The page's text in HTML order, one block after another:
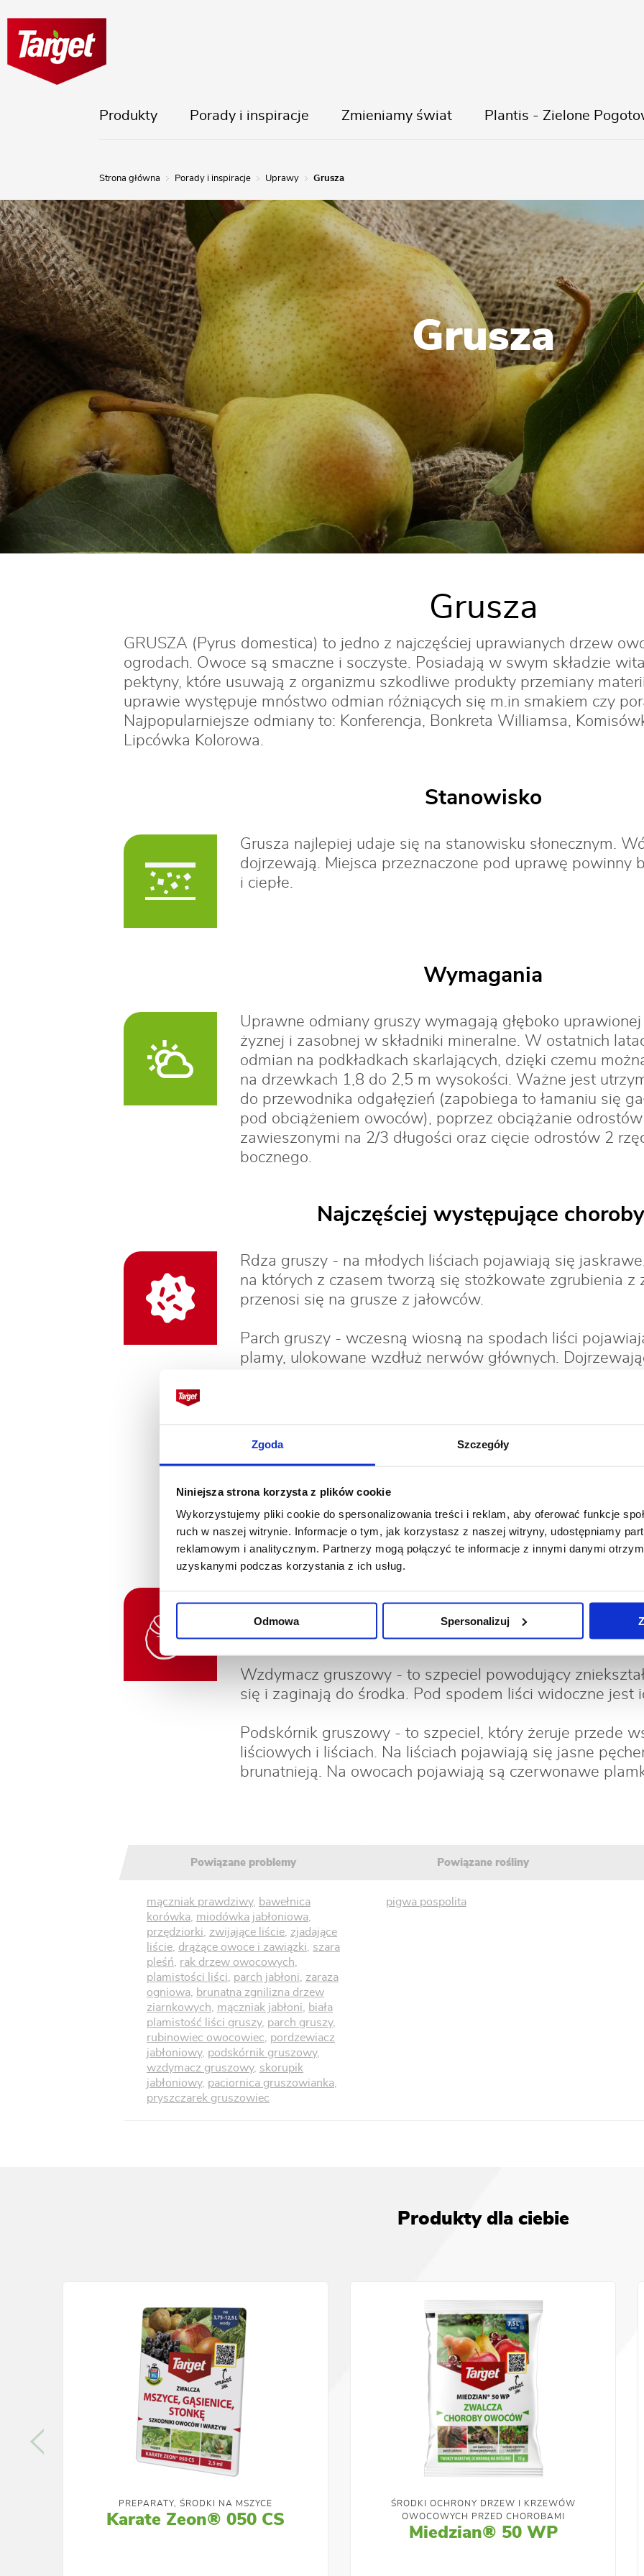
Zgoda Szczegóły
Niniejsza strona korzysta z plików cookie
Wykorzystujemy pliki cookie do spersonalizowania treści i reklam, aby oferować funkcje
ruch w naszej witrynie. Informacje o tym, jak korzystasz z naszej witryny, udostępniamy
reklamowym i analitycznym. Partnerzy mogą połączyć te informacje z innymi danymi
uzyskanymi podczas korzystania z ich usług.
Odmowa Spersonalizuj
Produkty Porady i inspiracje Zmieniamy świat Plantis - Zielone
Strona główna Porady i inspiracje Uprawy Grusza
Grusza
Grusza
GRUSZA (Pyrus domestica) to jedno z najczęściej uprawianych drzew
ogrodach. Owoce są smaczne i soczyste. Posiadają w swym składzie
pektyny, które usuwają z organizmu szkodliwe produkty przemiany
uprawie występuje mnóstwo odmian różniących się m.in smakiem czy
Najpopularniejsze odmiany to: Konferencja, Bonkreta Williamsa,
Lipcówka Kolorowa.
Stanowisko
Grusza najlepiej udaje się na stanowisku słonecznym.
dojrzewają. Miejsca przeznaczone pod uprawę powinny
i ciepłe.
Wymagania
Uprawne odmiany gruszy wymagają głęboko uprawionej
żyznej i zasobnej w składniki mineralne. W ostatnich
odmian na podkładkach skarlających, dzięki czemu
na drzewkach 1,8 do 2,5 m wysokości. Ważne jest
do przewodnika odgałęzień (zapobiega to łamaniu się
pod obciążeniem owoców), poprzez obciążanie
zawieszonymi na 2/3 długości oraz cięcie odrostów 2
bocznego.
Najczęściej występujące
Rdza gruszy - na młodych liściach pojawiają się
na których z czasem tworzą się stożkowate zgrubienia z
przenosi się na grusze z jałowców.
Parch gruszy - wczesną wiosną na spodach liści
plamy, ulokowane wzdłuż nerwów głównych.
Rak drzew owocowych - kora na jednorocznych pędach,
się, tworząc nekrotyczne rany, wokół których powstają
Jesienią i zimą można zaobserwować na korze
W okresie bezlistnym warto opryskiwać drzewa
Najczęściej występujące
Miodówka gruszowa - powoduje nierozwijanie się i
Wzrost pędów zostaje zahamowany. Mogą
owoców.
Wzdymacz gruszowy - to szpeciel powodujący
się i zaginają do środka. Pod spodem liści widoczne jest
Podskórnik gruszowy - to szpeciel, który żeruje przede
liściowych i liściach. Na liściach pojawiają się jasne
brunatnieją. Na owocach pojawiają są czerwonawe
Powiązane problemy Powiązane rośliny
mączniak prawdziwy, bawełnica
korówka miodówka jabłoniowa
przędziorki
zwijające liście zjadające
liście drążące owoce i zawiązki
szara
pleśń
rak drzew owocowych
plamistości liści
parch jabłoni
zaraza
ogniowa
brunatna zgnilizna drzew
ziarnkowych
mączniak jabłoni
biała
plamistość liści gruszy, parch gruszy,
rubinowiec owocowiec
pordzewiacz
jabłoniowy, podskórnik gruszowy,
wzdymacz gruszowy, skorupik
jabłoniowy, paciornica gruszowianka
pryszczarek gruszowiec
pigwa pospolita
Produkty dla ciebie
PREPARATY, ŚRODKI NA MSZYCE
Karate Zeon® 050 CS
ŚRODKI OCHRONY DRZEW I KRZEWÓW
OWOCOWYCH PRZED CHOROBAMI
Miedzian® 50 WP